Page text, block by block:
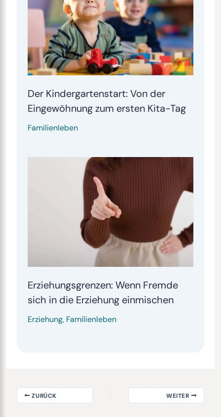
Der Kindergartenstart: Von der
Eingewöhnung zum ersten Kita-Tag
Familienleben
Erziehungsgrenzen: Wenn Fremde
sich in die Erziehung einmischen
Erziehung, Familienleben
ZURÜCK WEITER